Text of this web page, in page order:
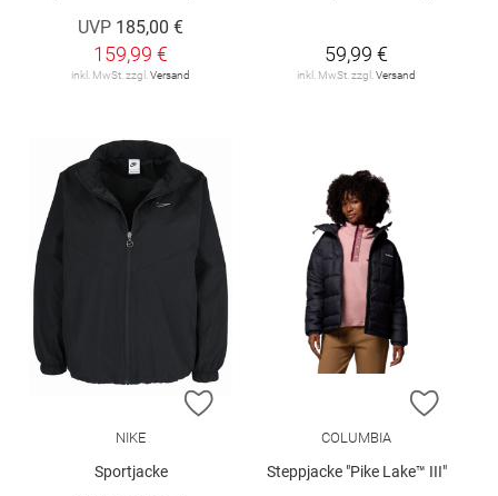
UVP 185,00 €
159,99 €
inkl. MwSt. zzgl. Versand
59,99 €
inkl. MwSt. zzgl. Versand
ZUR WUNSCHLISTE HINZUFÜGEN
NIKE
Sportjacke
ZUR
COLUMBIA
Steppjacke "Pike Lake™ III"